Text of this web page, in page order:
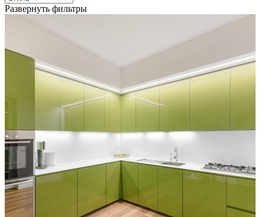
Развернуть фильтры